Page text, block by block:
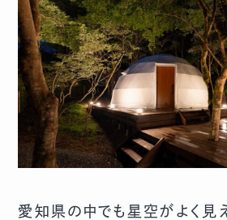
愛知県の中でも星空がよく見